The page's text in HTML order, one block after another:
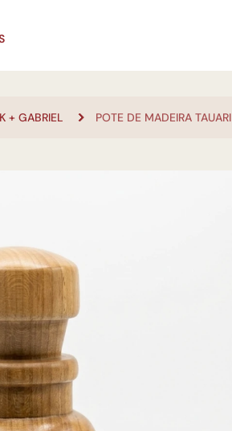
+ GABRIEL POTE DE MADEIRA TAUARI